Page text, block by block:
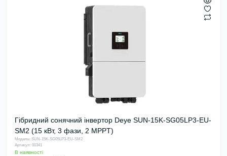
Гібридний сонячний інвертор Deye SUN-15K-SG05LP3-EU-
SM2 (15 кВт, 3 фази, 2 MPPT)
Модель: SUN-15K-SG05LP3-EU-SM2
Артикул: 00341
В наявності